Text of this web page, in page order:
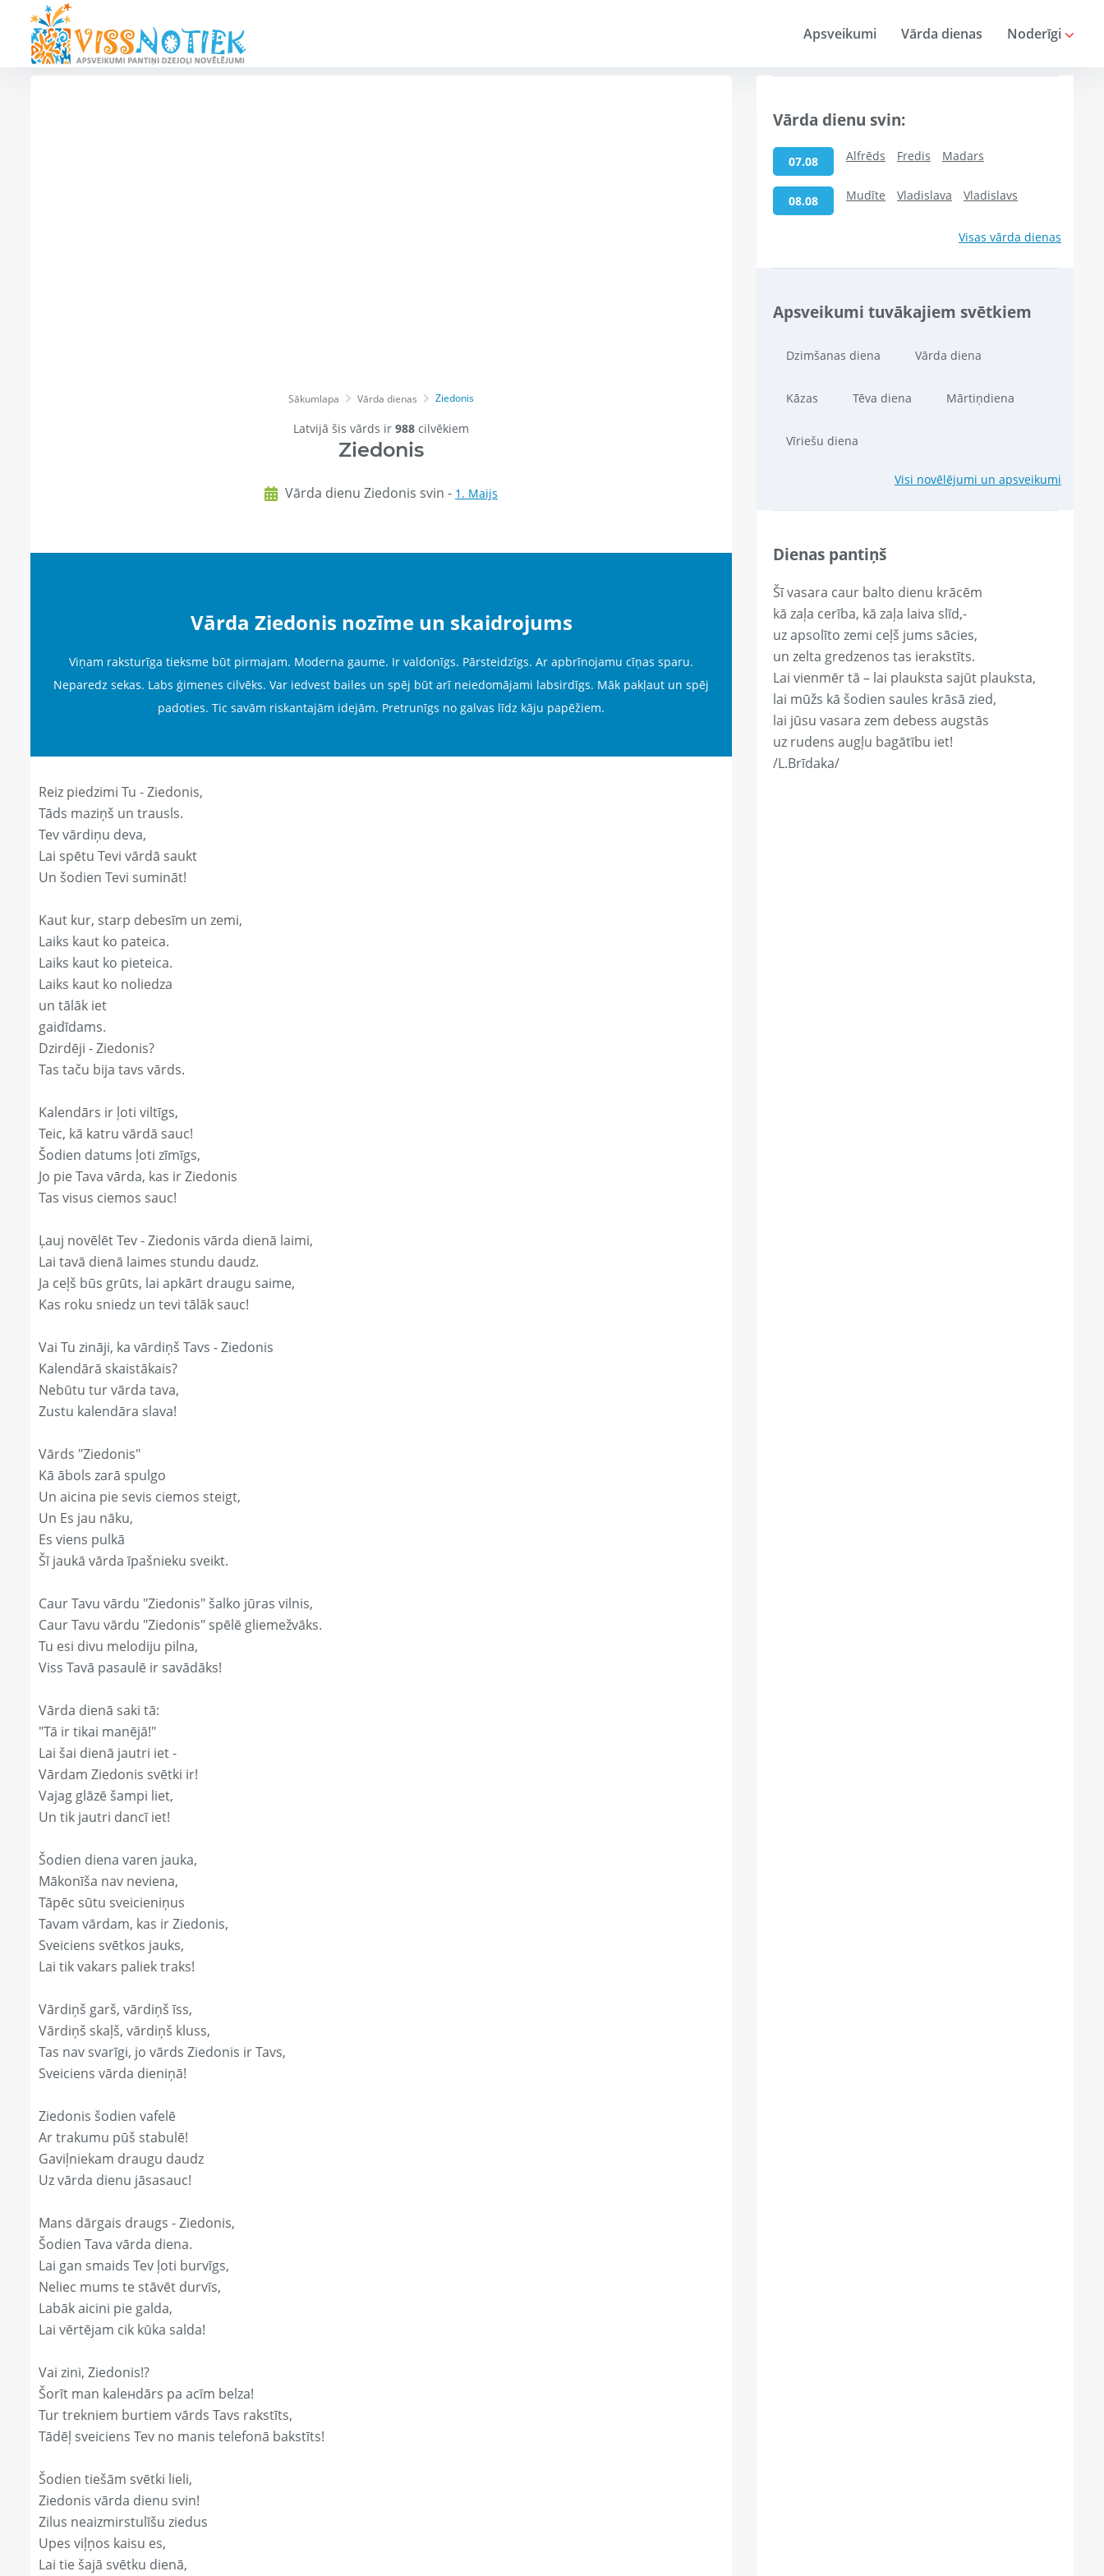
Apsveikumi Vārda dienas Noderīgi
Sākumlapa Vārda dienas Ziedonis
Latvijā šis vārds ir 988 cilvēkiem
Ziedonis
Vārda dienu Ziedonis svin - 1. Maijs
Vārda Ziedonis nozīme un skaidrojums
Viņam raksturīga tieksme būt pirmajam. Moderna gaume. Ir valdonīgs. Pārsteidzīgs. Ar apbrīnojamu cīņas sparu.
Neparedz sekas. Labs ģimenes cilvēks. Var iedvest bailes un spēj būt arī neiedomājami labsirdīgs. Māk pakļaut un spēj
padoties. Tic savām riskantajām idejām. Pretrunīgs no galvas līdz kāju papēžiem.
Reiz piedzimi Tu - Ziedonis,
Tāds maziņš un trausls.
Tev vārdiņu deva,
Lai spētu Tevi vārdā saukt
Un šodien Tevi sumināt!
Kaut kur, starp debesīm un zemi,
Laiks kaut ko pateica.
Laiks kaut ko pieteica.
Laiks kaut ko noliedza
un tālāk iet
gaidīdams.
Dzirdēji - Ziedonis?
Tas taču bija tavs vārds.
Kalendārs ir ļoti viltīgs,
Teic, kā katru vārdā sauc!
Šodien datums ļoti zīmīgs,
Jo pie Tava vārda, kas ir Ziedonis
Tas visus ciemos sauc!
Ļauj novēlēt Tev - Ziedonis vārda dienā laimi,
Lai tavā dienā laimes stundu daudz.
Ja ceļš būs grūts, lai apkārt draugu saime,
Kas roku sniedz un tevi tālāk sauc!
Vai Tu zināji, ka vārdiņš Tavs - Ziedonis
Kalendārā skaistākais?
Nebūtu tur vārda tava,
Zustu kalendāra slava!
Vārds "Ziedonis"
Kā ābols zarā spulgo
Un aicina pie sevis ciemos steigt,
Un Es jau nāku,
Es viens pulkā
Šī jaukā vārda īpašnieku sveikt.
Caur Tavu vārdu "Ziedonis" šalko jūras vilnis,
Caur Tavu vārdu "Ziedonis" spēlē gliemežvāks.
Tu esi divu melodiju pilna,
Viss Tavā pasaulē ir savādāks!
Vārda dienā saki tā:
"Tā ir tikai manējā!"
Lai šai dienā jautri iet -
Vārdam Ziedonis svētki ir!
Vajag glāzē šampi liet,
Un tik jautri dancī iet!
Šodien diena varen jauka,
Mākonīša nav neviena,
Tāpēc sūtu sveicieniņus
Tavam vārdam, kas ir Ziedonis,
Sveiciens svētkos jauks,
Lai tik vakars paliek traks!
Vārdiņš garš, vārdiņš īss,
Vārdiņš skaļš, vārdiņš kluss,
Tas nav svarīgi, jo vārds Ziedonis ir Tavs,
Sveiciens vārda dieniņā!
Ziedonis šodien vafelē
Ar trakumu pūš stabulē!
Gaviļniekam draugu daudz
Uz vārda dienu jāsasauc!
Mans dārgais draugs - Ziedonis,
Šodien Tava vārda diena.
Lai gan smaids Tev ļoti burvīgs,
Neliec mums te stāvēt durvīs,
Labāk aicini pie galda,
Lai vērtējam cik kūka salda!
Vai zini, Ziedonis!?
Šorīt man kaleнdārs pa acīm belza!
Tur trekniem burtiem vārds Tavs rakstīts,
Tādēļ sveiciens Tev no manis telefonā bakstīts!
Šodien tiešām svētki lieli,
Ziedonis vārda dienu svin!
Zilus neaizmirstulīšu ziedus
Upes viļņos kaisu es,
Lai tie šajā svētku dienā,
Vārda dienu svin:
07.08 Alfrēds Fredis Madars
08.08 Mudīte Vladislava Vladislavs
Visas vārda dienas
Apsveikumi tuvākajiem svētkiem
Dzimšanas diena Vārda diena
Kāzas Tēva diena Mārtiņdiena
Vīriešu diena
Visi novēlējumi un apsveikumi
Dienas pantiņš
Šī vasara caur balto dienu krācēm
kā zaļa cerība, kā zaļa laiva slīd,-
uz apsolīto zemi ceļš jums sācies,
un zelta gredzenos tas ierakstīts.
Lai vienmēr tā – lai plauksta sajūt plauksta,
lai mūžs kā šodien saules krāsā zied,
lai jūsu vasara zem debess augstās
uz rudens augļu bagātību iet!
/L.Brīdaka/